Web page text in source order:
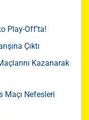
Play-Off’ta!
Çıktı
Kazanarak
Maçı Nefesleri